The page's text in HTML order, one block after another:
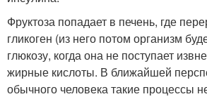
Фруктоза попадает в печень, где
гликоген (из него потом организм
глюкозу, когда она не поступает
жирные кислоты. В ближайшей
обычного человека такие процессы